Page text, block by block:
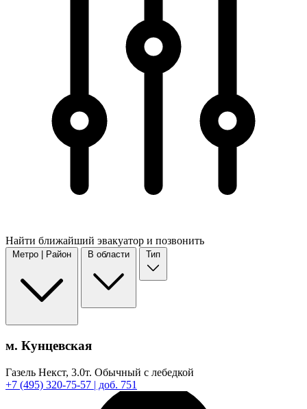
Найти ближайший эвакуатор и позвонить
Метро | Район В области Тип
м. Кунцевская
Газель Некст, 3.0т. Обычный с лебедкой
+7 (495) 320-75-57 | доб. 751